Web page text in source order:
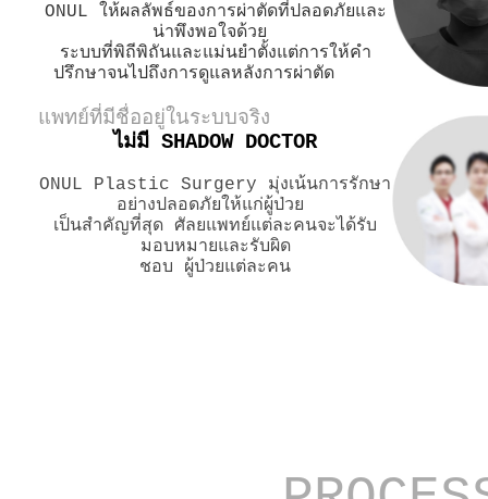
ONUL ให้ผลลัพธ์ของการผ่าตัดที่ปลอดภัยและ
น่าพึงพอใจด้วย
ระบบที่พิถีพิถันและแม่นยำตั้งแต่การให้คำ
ปรึกษาจนไปถึงการดูแลหลังการผ่าตัด
แพทย์ที่มีชื่ออยู่ในระบบจริง
ไม่มี SHADOW DOCTOR
ONUL Plastic Surgery มุ่งเน้นการรักษา
อย่างปลอดภัยให้แก่ผู้ป่วย
เป็นสำคัญที่สุด ศัลยแพทย์แต่ละคนจะได้รับ
มอบหมายและรับผิด
ชอบ ผู้ป่วยแต่ละคน